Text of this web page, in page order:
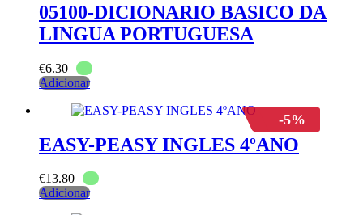
05100-DICIONARIO BASICO DA
LINGUA PORTUGUESA
€6.30
Adicionar
-5%
EASY-PEASY INGLES 4ºANO
€13.80
Adicionar